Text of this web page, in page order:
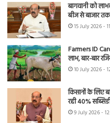
बागवानी को
बीज से बाजार तक
15 July 2026 -
Farmers ID
लाभ, बार-बार
10 July 2026 -
किसानों के लिए
रही 40%
9 July 2026 -